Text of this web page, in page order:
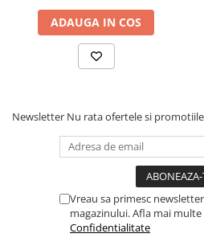
ADAUGA IN COS
Newsletter Nu rata ofertele si
Vreau sa primesc
magazinului. Afla mai multe
Confidentialitate